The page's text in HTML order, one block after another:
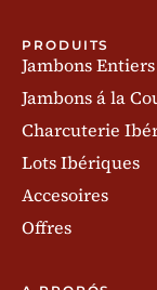
PRODUITS
Jambons Entiers
Jambons á la
Charcuterie
Lots Ibériques
Accesoires
Offres